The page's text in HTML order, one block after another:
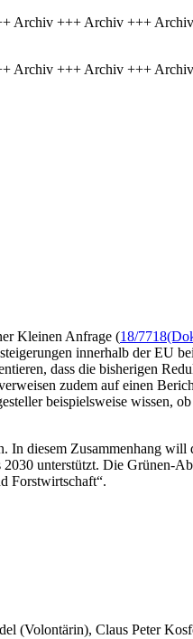
+++ Archiv +++
+++ Archiv +++
Kleinen Anfrage (18/7718
innerhalb der EU
dass die bisherigen
zudem auf einen
beispielsweise wissen,
diesem Zusammenhang
unterstützt. Die Grünen-
Forstwirtschaft“.
(Volontärin), Claus Peter